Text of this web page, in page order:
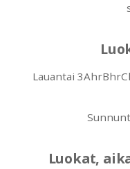
Lauantai
Luokat,